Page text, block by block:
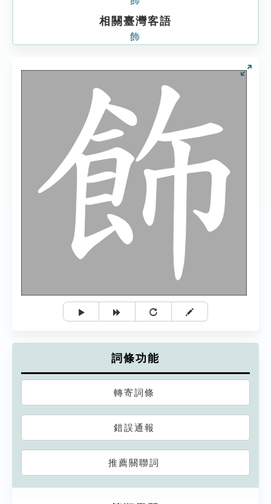
相關臺灣客語
飾
詞條功能
轉寄詞條
錯誤通報
推薦關聯詞